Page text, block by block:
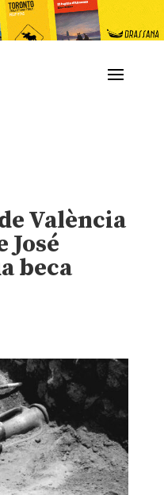
València
José
beca